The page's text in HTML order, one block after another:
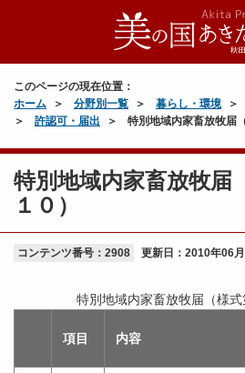
このページの現在位置：
ホーム
分野別一覧 暮らし・環境
許認可・届出
特別地域内家畜放牧届
特別地域内家畜放牧届
１０）
コンテンツ番号：2908 更新日： 2010年06
項目 内容
特別地域内家畜放牧届（様式